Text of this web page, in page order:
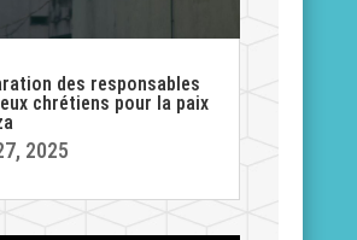
des responsables
chrétiens pour la paix
2025